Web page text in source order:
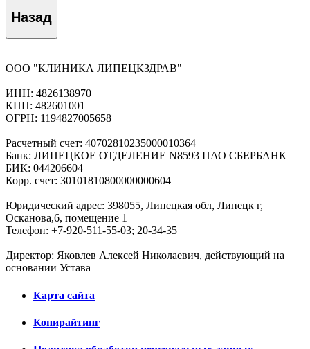
Назад
ООО "КЛИНИКА ЛИПЕЦКЗДРАВ"
ИНН: 4826138970
КПП: 482601001
ОГРН: 1194827005658
Расчетный счет: 40702810235000010364
Банк: ЛИПЕЦКОЕ ОТДЕЛЕНИЕ N8593 ПАО СБЕРБАНК
БИК: 044206604
Корр. счет: 30101810800000000604
Юридический адрес: 398055, Липецкая обл, Липецк г,
Осканова,6, помещение 1
Телефон: +7-920-511-55-03; 20-34-35
Директор: Яковлев Алексей Николаевич, действующий на
основании Устава
Карта сайта
Копирайтинг